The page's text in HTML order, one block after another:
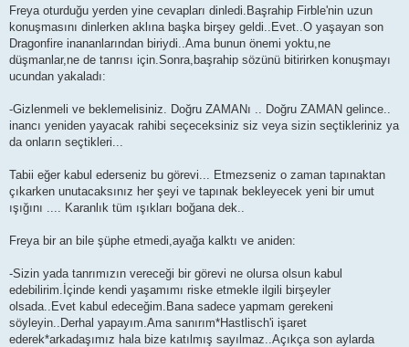
s
Freya oturduğu yerden yine cevapları dinledi.Başrahip Firble'nin uzun
konuşmasını dinlerken aklına başka birşey geldi..Evet..O yaşayan son
Dragonfire inananlarından biriydi..Ama bunun önemi yoktu,ne
düşmanlar,ne de tanrısı için.Sonra,başrahip sözünü bitirirken konuşmayı
ucundan yakaladı:
-Gizlenmeli ve beklemelisiniz. Doğru ZAMANı .. Doğru ZAMAN gelince..
inancı yeniden yayacak rahibi seçeceksiniz siz veya sizin seçtikleriniz ya
da onların seçtikleri...
Tabii eğer kabul ederseniz bu görevi... Etmezseniz o zaman tapınaktan
çıkarken unutacaksınız her şeyi ve tapınak bekleyecek yeni bir umut
ışığını .... Karanlık tüm ışıkları boğana dek..
Freya bir an bile şüphe etmedi,ayağa kalktı ve aniden:
-Sizin yada tanrımızın vereceği bir görevi ne olursa olsun kabul
edebilirim.İçinde kendi yaşamımı riske etmekle ilgili birşeyler
olsada..Evet kabul edeceğim.Bana sadece yapmam gerekeni
söyleyin..Derhal yapayım.Ama sanırım*Hastlisch'i işaret
ederek*arkadaşımız hala bize katılmış sayılmaz..Açıkça son aylarda